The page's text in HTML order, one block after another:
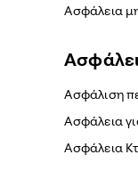
Ασφάλεια
Ασφάλιση
Ασφάλεια
Ασφάλεια